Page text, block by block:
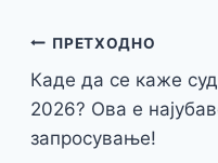
Навигација
на
напис
ПРЕТХОДНО
Каде да се каже
2026? Ова е
запросување!